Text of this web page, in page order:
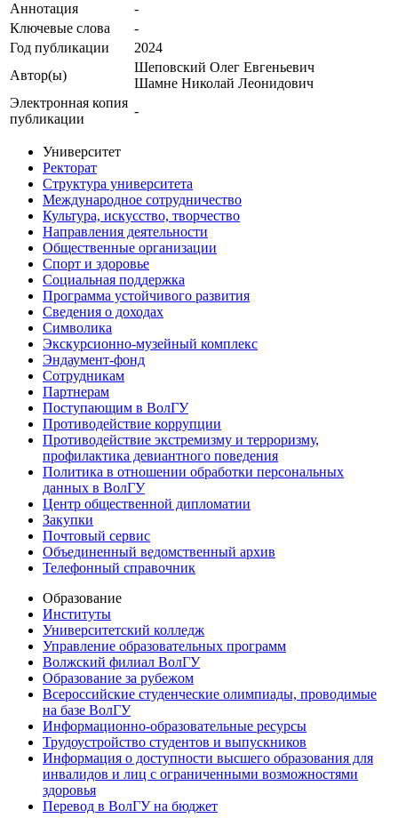
Аннотация
-
Ключевые cлова
-
Год публикации
2024
Автор(ы)
Шеповский Олег Евгеньевич
Шамне Николай Леонидович
Электронная копия
публикации
-
Университет
Ректорат
Структура университета
Международное сотрудничество
Культура, искусство, творчество
Направления деятельности
Общественные организации
Спорт и здоровье
Социальная поддержка
Программа устойчивого развития
Сведения о доходах
Символика
Экскурсионно-музейный комплекс
Эндаумент-фонд
Сотрудникам
Партнерам
Поступающим в ВолГУ
Противодействие коррупции
Противодействие экстремизму и терроризму,
профилактика девиантного поведения
Политика в отношении обработки персональных
данных в ВолГУ
Центр общественной дипломатии
Закупки
Почтовый сервис
Объединенный ведомственный архив
Телефонный справочник
Образование
Институты
Университетский колледж
Управление образовательных программ
Волжский филиал ВолГУ
Образование за рубежом
Всероссийские студенческие олимпиады, проводимые
на базе ВолГУ
Информационно-образовательные ресурсы
Трудоустройство студентов и выпускников
Информация о доступности высшего образования для
инвалидов и лиц с ограниченными возможностями
здоровья
Перевод в ВолГУ на бюджет